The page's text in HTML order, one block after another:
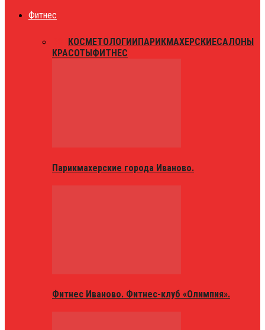
Фитнес
КОСМЕТОЛОГИИПАРИКМАХЕРСКИЕСАЛОНЫ
КРАСОТЫФИТНЕС
Парикмахерские города Иваново.
Фитнес Иваново. Фитнес-клуб «Олимпия».